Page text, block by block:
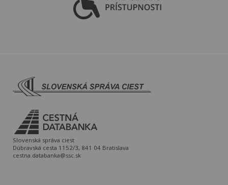
Slovenská správa ciest
Dúbravská cesta 1152/3, 841 04 Bratislava
cestna.databanka@ssc.sk